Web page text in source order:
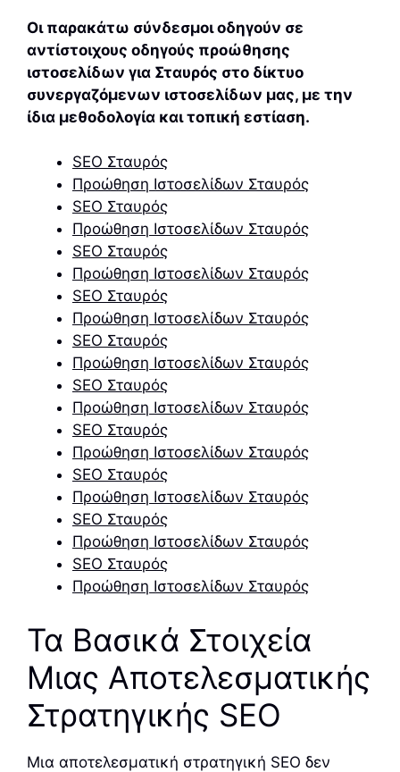
Οι παρακάτω σύνδεσμοι οδηγούν σε
αντίστοιχους οδηγούς προώθησης
ιστοσελίδων για Σταυρός στο δίκτυο
συνεργαζόμενων ιστοσελίδων μας, με την
ίδια μεθοδολογία και τοπική εστίαση.
SEO Σταυρός
Προώθηση Ιστοσελίδων Σταυρός
SEO Σταυρός
Προώθηση Ιστοσελίδων Σταυρός
SEO Σταυρός
Προώθηση Ιστοσελίδων Σταυρός
SEO Σταυρός
Προώθηση Ιστοσελίδων Σταυρός
SEO Σταυρός
Προώθηση Ιστοσελίδων Σταυρός
SEO Σταυρός
Προώθηση Ιστοσελίδων Σταυρός
SEO Σταυρός
Προώθηση Ιστοσελίδων Σταυρός
SEO Σταυρός
Προώθηση Ιστοσελίδων Σταυρός
SEO Σταυρός
Προώθηση Ιστοσελίδων Σταυρός
SEO Σταυρός
Προώθηση Ιστοσελίδων Σταυρός
Τα Βασικά Στοιχεία
Μιας Αποτελεσματικής
Στρατηγικής SEO
Μια αποτελεσματική στρατηγική SEO δεν